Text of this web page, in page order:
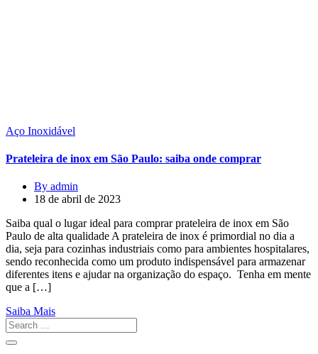
Aço Inoxidável
Prateleira de inox em São Paulo: saiba onde comprar
By admin
18 de abril de 2023
Saiba qual o lugar ideal para comprar prateleira de inox em São
Paulo de alta qualidade A prateleira de inox é primordial no dia a
dia, seja para cozinhas industriais como para ambientes hospitalares,
sendo reconhecida como um produto indispensável para armazenar
diferentes itens e ajudar na organização do espaço. Tenha em mente
que a […]
Saiba Mais